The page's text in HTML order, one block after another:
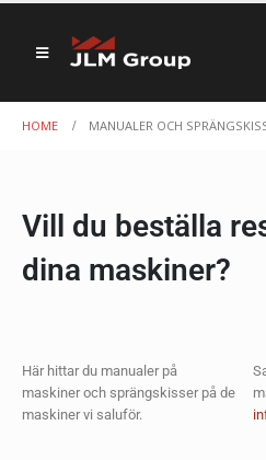
HOME MANUALER OCH
Vill du beställa
dina maskiner?
Här hittar du manualer på
maskiner och sprängskisser på de
maskiner vi saluför.